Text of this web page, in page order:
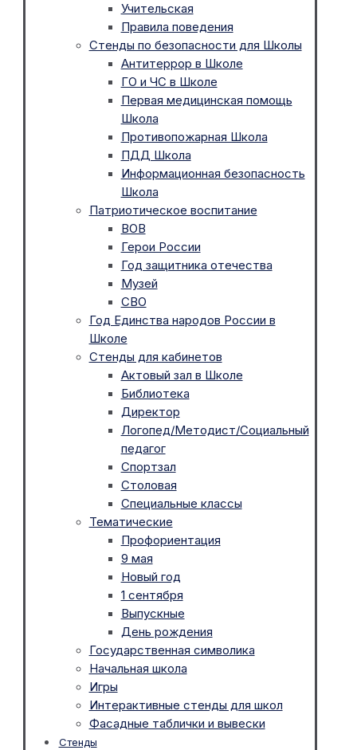
Учительская
Правила поведения
Стенды по безопасности для Школы
Антитеррор в Школе
ГО и ЧС в Школе
Первая медицинская помощь
Школа
Противопожарная Школа
ПДД Школа
Информационная безопасность
Школа
Патриотическое воспитание
ВОВ
Герои России
Год защитника отечества
Музей
СВО
Год Единства народов России в
Школе
Стенды для кабинетов
Актовый зал в Школе
Библиотека
Директор
Логопед/Методист/Социальный
педагог
Спортзал
Столовая
Специальные классы
Тематические
Профориентация
9 мая
Новый год
1 сентября
Выпускные
День рождения
Государственная символика
Начальная школа
Игры
Интерактивные стенды для школ
Фасадные таблички и вывески
Стенды